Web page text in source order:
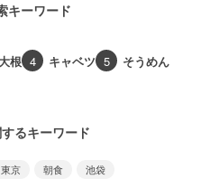
キーワード
大根 4 キャベツ 5 そうめん
るキーワード
東京 朝食 池袋